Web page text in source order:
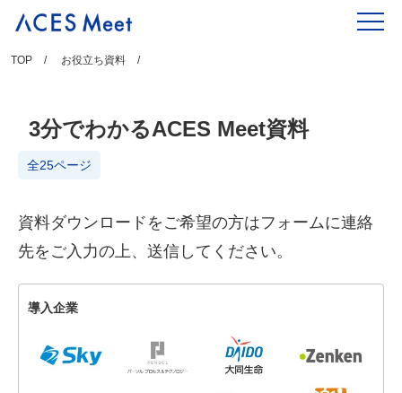
content
TOP お役立ち資料
3分でわかるACES Meet資料
全25ページ
資料ダウンロードをご希望の方はフォームに連絡
先をご入力の上、送信してください。
導入企業